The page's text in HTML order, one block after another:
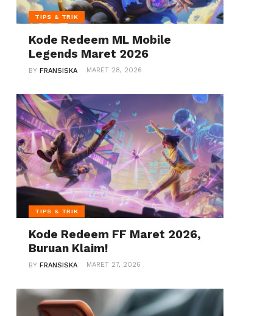
TIPS & TRIK
Kode Redeem ML Mobile
Legends Maret 2026
BYFRANSISKA MARET 28, 2026
TIPS & TRIK
Kode Redeem FF Maret 2026,
Buruan Klaim!
BYFRANSISKA MARET 27, 2026